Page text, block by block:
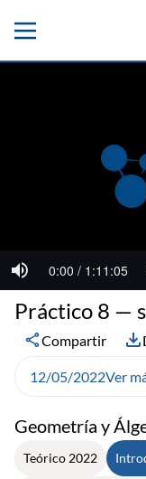
Geometría y
Teórico 2022
Práctico 8 —
Compartir
12/05/2022Ver